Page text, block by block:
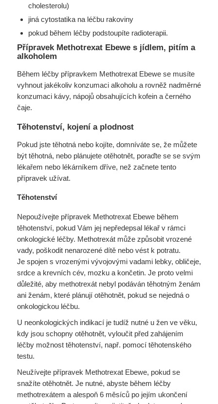
cholesterolu)
jiná cytostatika na léčbu rakoviny
pokud během léčby podstoupíte radioterapii.
Přípravek Methotrexat Ebewe s jídlem, pitím a
alkoholem
Během léčby přípravkem Methotrexat Ebewe se musíte
vyhnout jakékoliv konzumaci alkoholu a rovněž nadměrné
konzumaci kávy, nápojů obsahujících kofein a černého
čaje.
Těhotenství, kojení a plodnost
Pokud jste těhotná nebo kojíte, domníváte se, že můžete
být těhotná, nebo plánujete otěhotnět, poraďte se se svým
lékařem nebo lékárníkem dříve, než začnete tento
přípravek užívat.
Těhotenství
Nepoužívejte přípravek Methotrexat Ebewe během
těhotenství, pokud Vám jej nepředepsal lékař v rámci
onkologické léčby. Methotrexát může způsobit vrozené
vady, poškodit nenarozené dítě nebo vést k potratu.
Je spojen s vrozenými vývojovými vadami lebky, obličeje,
srdce a krevních cév, mozku a končetin. Je proto velmi
důležité, aby methotrexát nebyl podáván těhotným ženám
ani ženám, které plánují otěhotnět, pokud se nejedná o
onkologickou léčbu.
U neonkologických indikací je tudíž nutné u žen ve věku,
kdy jsou schopny otěhotnět, vyloučit před zahájením
léčby možnost těhotenství, např. pomocí těhotenského
testu.
Neužívejte přípravek Methotrexat Ebewe, pokud se
snažíte otěhotnět. Je nutné, abyste během léčby
methotrexátem a alespoň 6 měsíců po jejím ukončení